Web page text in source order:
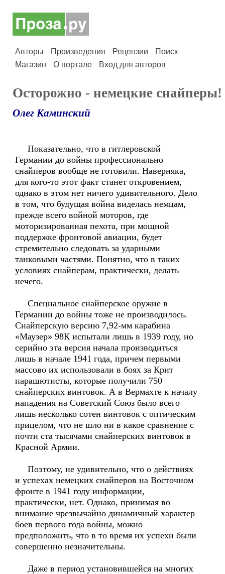
Авторы Произведения Рецензии
Поиск
Магазин
О портале Вход для авторов
Осторожно - немецкие снайперы!
Олег Каминский
Показательно, что в гитлеровской
Германии до войны профессионально
снайперов вообще не готовили. Наверняка,
для кого-то этот факт станет откровением,
однако в этом нет ничего удивительного. Дело
в том, что будущая война виделась немцам,
прежде всего войной моторов, где
моторизированная пехота, при мощной
поддержке фронтовой авиации, будет
стремительно следовать за ударными
танковыми частями. Понятно, что в таких
условиях снайперам, практически, делать
нечего.
Специальное снайперское оружие в
Германии до войны тоже не производилось.
Снайперскую версию 7,92-мм карабина
«Маузер» 98К испытали лишь в 1939 году, но
серийно эта версия начала производиться
лишь в начале 1941 года, причем первыми
массово их использовали в боях за Крит
парашютисты, которые получили 750
снайперских винтовок. А в Вермахте к началу
нападения на Советский Союз было всего
лишь несколько сотен винтовок с оптическим
прицелом, что не шло ни в какое сравнение с
почти ста тысячами снайперских винтовок в
Красной Армии.
Поэтому, не удивительно, что о действиях
и успехах немецких снайперов на Восточном
фронте в 1941 году информации,
практически, нет. Однако, принимая во
внимание чрезвычайно динамичный характер
боев первого года войны, можно
предположить, что в то время их успехи были
совершенно незначительны.
Даже в период установившейся на многих